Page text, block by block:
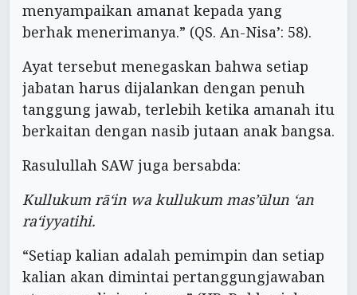
menyampaikan amanat kepada yang
berhak menerimanya.” (QS. An-Nisa’: 58).
Ayat tersebut menegaskan bahwa setiap
jabatan harus dijalankan dengan penuh
tanggung jawab, terlebih ketika amanah itu
berkaitan dengan nasib jutaan anak bangsa.
Rasulullah SAW juga bersabda:
Kullukum rā‘in wa kullukum mas’ūlun ‘an
ra‘iyyatihi.
“Setiap kalian adalah pemimpin dan setiap
kalian akan dimintai pertanggungjawaban